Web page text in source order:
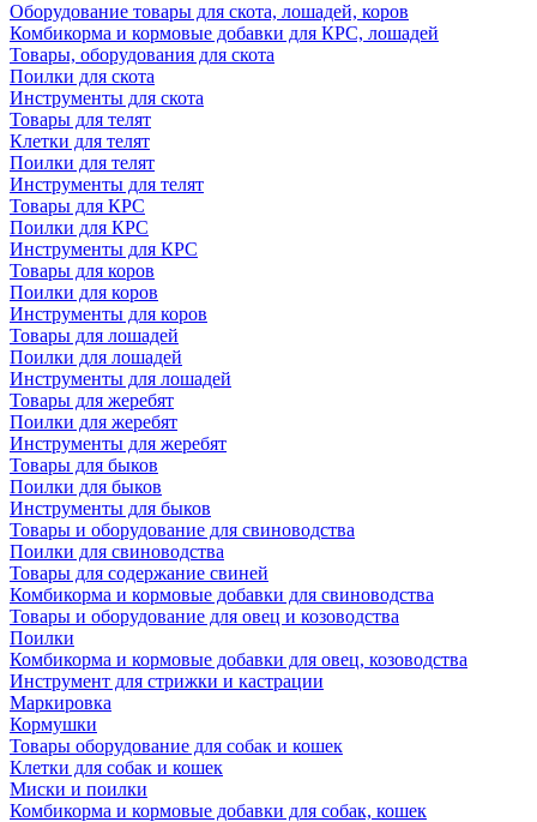
Оборудование товары для скота, лошадей, коров
Комбикорма и кормовые добавки для КРС, лошадей
Товары, оборудования для скота
Поилки для скота
Инструменты для скота
Товары для телят
Клетки для телят
Поилки для телят
Инструменты для телят
Товары для КРС
Поилки для КРС
Инструменты для КРС
Товары для коров
Поилки для коров
Инструменты для коров
Товары для лошадей
Поилки для лошадей
Инструменты для лошадей
Товары для жеребят
Поилки для жеребят
Инструменты для жеребят
Товары для быков
Поилки для быков
Инструменты для быков
Товары и оборудование для свиноводства
Поилки для свиноводства
Товары для содержание свиней
Комбикорма и кормовые добавки для свиноводства
Товары и оборудование для овец и козоводства
Поилки
Комбикорма и кормовые добавки для овец, козоводства
Инструмент для стрижки и кастрации
Маркировка
Кормушки
Товары оборудование для собак и кошек
Клетки для собак и кошек
Миски и поилки
Комбикорма и кормовые добавки для собак, кошек